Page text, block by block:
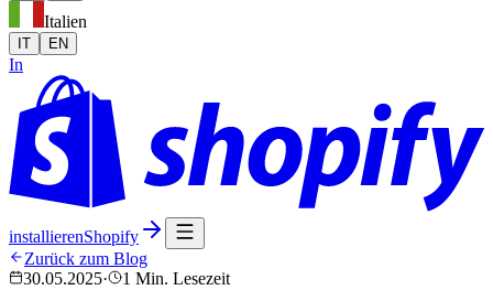
Italien
IT EN
In
installierenShopify
Zurück zum Blog
30.05.2025· 1 Min. Lesezeit